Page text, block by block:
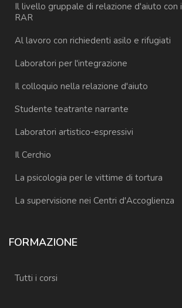
Il livello gruppale di relazione d'aiuto con i
RAR
Al lavoro con richiedenti asilo e rifugiati
Laboratori per l'integrazione
Il colloquio nella relazione d'aiuto
Studente teatrante narrante
Laboratori artistico-espressivi
Il Cerchio
La psicologia per le vittime di tortura
La supervisione nei Centri d'Accoglienza
FORMAZIONE
Tutti i corsi